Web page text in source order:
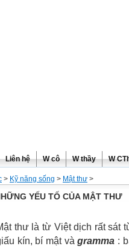
Liên hệ W cô W thầy W
> Kỹ năng sống > Mật thư >
YẾU TỐ CỦA MẬT THƯ
thư là từ Việt dịch rất sát
kín, bí mật vàgramma :